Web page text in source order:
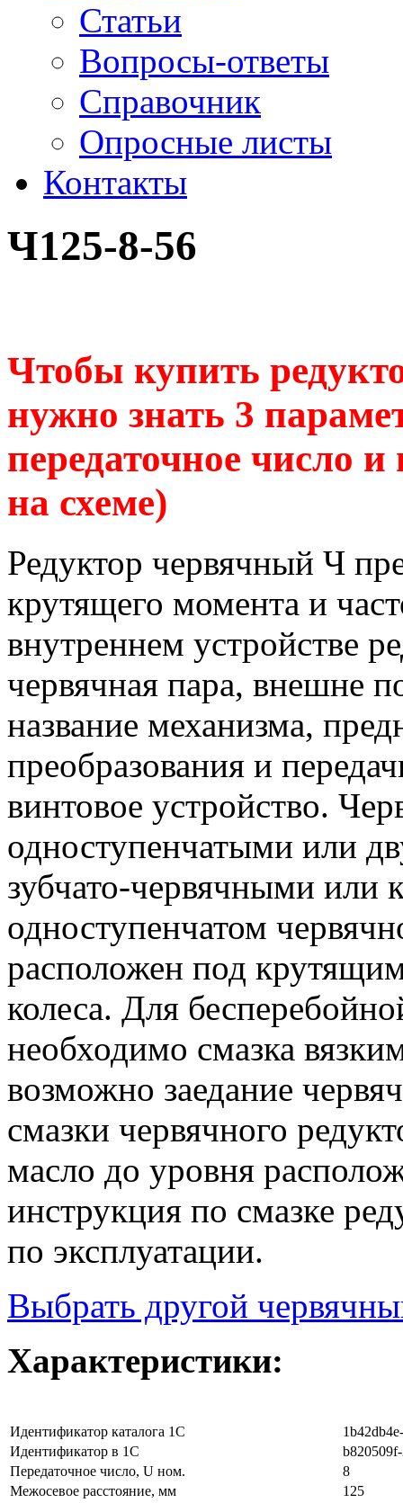
Статьи
Вопросы-ответы
Справочник
Опросные листы
Контакты
Ч125-8-56
Чтобы купить
нужно знать 3
передаточное число
на схеме)
Редуктор червячный Ч
крутящего момента и
внутреннем устройстве
червячная пара, внешне
название механизма,
преобразования и
винтовое устройство.
одноступенчатыми или
зубчато-червячными
одноступенчатом
расположен под
колеса. Для
необходимо смазка
возможно заедание
смазки червячного
масло до уровня
инструкция по смазке
по эксплуатации.
Выбрать другой
Характеристики:
Идентификатор каталога 1С
Идентификатор в 1С
Передаточное число, U ном.
8
Межосевое расстояние, мм
125